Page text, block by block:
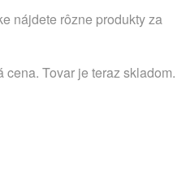
nájdete rôzne produkty za
Tovar je teraz skladom.